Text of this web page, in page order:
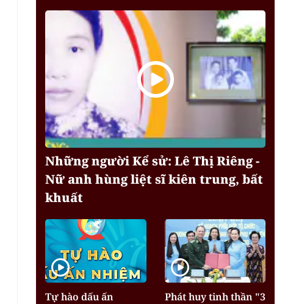
Những người Kể sử: Lê Thị Riêng -
Nữ anh hùng liệt sĩ kiên trung, bất
khuất
Tự hào dấu ấn
Phát huy tinh thần "3